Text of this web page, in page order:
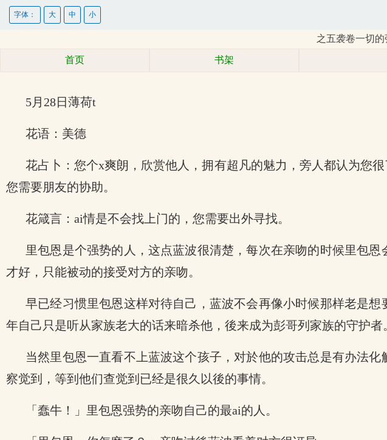
字体： 大 中 小
之五袭卷一切
首页 书架
5月28日薄荷t
花语：美德
花占卜：您个x爽朗，欣赏他人，拥有超凡的魅力，旁人都认为您
您需要朋友的协助。
花箴言：ai情是不会找上门的，您需要出外寻找。
里包恩是个强势的人，这点蓝波很清楚，每次在亲吻的时候里包
才好，只能被动的接受对方的亲吻。
早已经习惯里包恩这样对待自己，蓝波不会再像小时候那样老是
年自己只是听从家族老大的话来暗杀他，後来成为彭哥列家族的守护者
当然里包恩一直看不上蓝波这个孩子，对於他的攻击总是有办法
察觉到，等到他们查觉到已经是很久以後的事情。
「蠢牛！」里包恩强势的亲吻自己的最ai的人。